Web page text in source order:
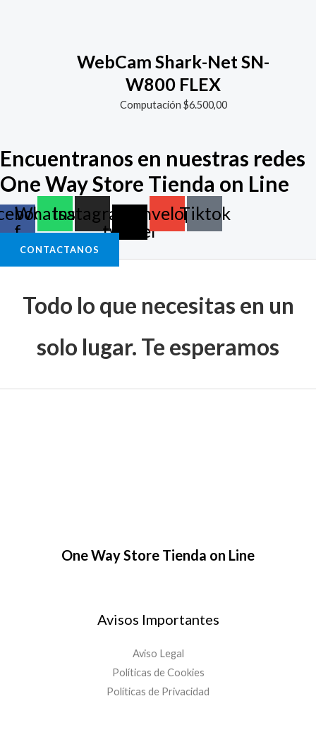
WebCam Shark-Net SN-
W800 FLEX
Computación $6.500,00
Encuentranos en nuestras redes
One Way Store Tienda on Line
f
Whatsapp
Instagram
twitter
EnvelopeTiktok
CONTACTANOS
Todo lo que necesitas en un
solo lugar. Te esperamos
One Way Store Tienda on Line
Avisos Importantes
Aviso Legal
Políticas de Cookies
Políticas de Privacidad